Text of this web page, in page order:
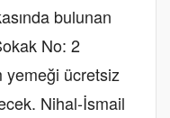
bulunan
No: 2
yemeği ücretsiz
Nihal-İsmail